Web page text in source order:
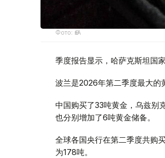
Фото: ӨзА
季度报告显示，哈萨克斯坦国
波兰是2026年第二季度最大的
中国购买了33吨黄金，乌兹别
也分别增加了6吨黄金储备。
全球各国央行在第二季度共购
为178吨。